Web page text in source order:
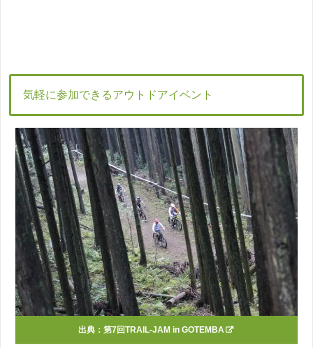
気軽に参加できるアウトドアイベント
出典： 第7回TRAIL-JAM in GOTEMBA